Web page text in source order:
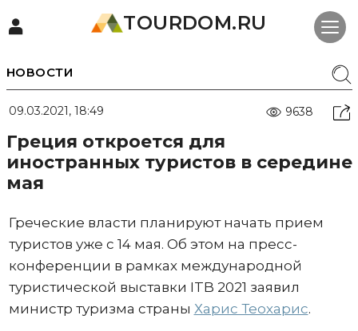
TOURDOM.RU
НОВОСТИ
09.03.2021, 18:49 9638
Греция откроется для
иностранных туристов в середине
мая
Греческие власти планируют начать прием
туристов уже с 14 мая. Об этом на пресс-
конференции в рамках международной
туристической выставки ITB 2021 заявил
министр туризма страны Харис Теохарис.